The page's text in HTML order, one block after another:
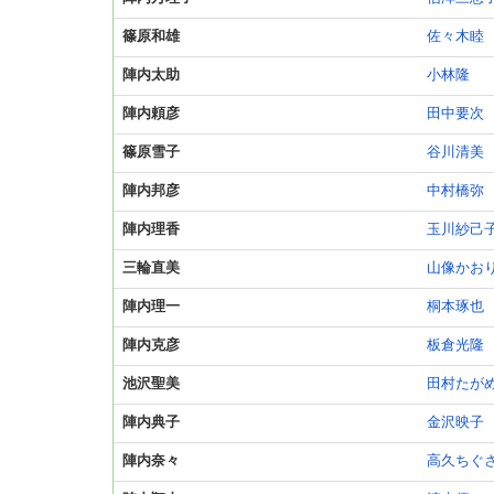
篠原和雄 佐々木睦
陣内太助 小林隆
陣内頼彦 田中要次
篠原雪子 谷川清美
陣内邦彦 中村橋弥
陣内理香 玉川紗己
三輪直美 山像かおり
陣内理一 桐本琢也
陣内克彦 板倉光隆
池沢聖美 田村たが
陣内典子 金沢映子
陣内奈々 高久ちぐ